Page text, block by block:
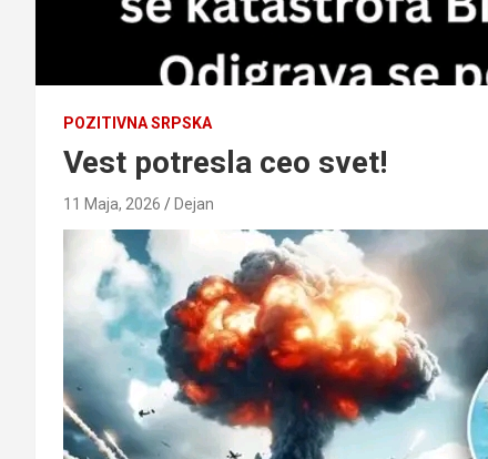
POZITIVNA SRPSKA
Vest potresla ceo svet!
11 Maja, 2026 Dejan